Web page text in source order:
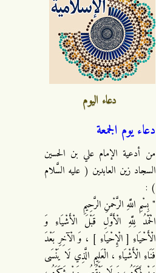
دعاء اليوم
دعاء يوم الجمعة
من أدعية الإمام علي بن الحسين
السجاد زين العابدين ( عليه السَّلام
) :
" بِسْمِ اللَّهِ الرَّحْمنِ الرَّحِيمِ
الْحَمْدُ لِلَّهِ الْأَوَّلِ قَبْلَ الْأَشْيَاءِ وَ
الْأَحْيَاءِ [ الْإِحْيَاءِ ] ، وَ الْآخِرِ بَعْدَ
فَنَاءِ الْأَشْيَاءِ ، الْعَلِيمِ الَّذِي لَا يَنْسَى